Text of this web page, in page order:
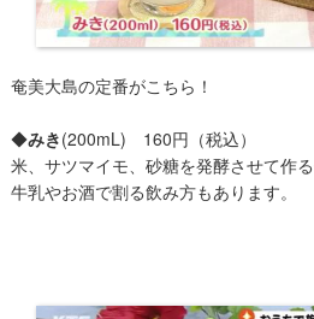
奄美大島の定番がこちら！
◆みき(200mL) 160円（税込）
米、サツマイモ、砂糖を発酵させて作
牛乳やお酒で割る飲み方もあります。